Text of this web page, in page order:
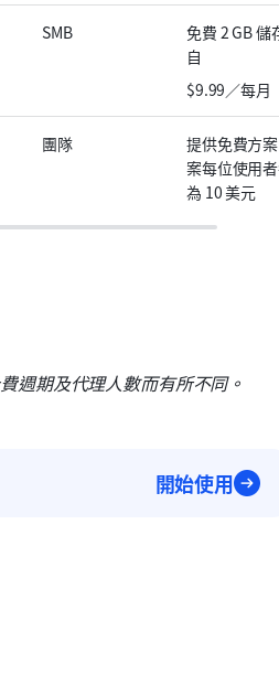
SMB
免費 2 GB 儲
自
$9.99／每月
團隊
提供免費方案
案每位使用者
為 10 美元
週期及代理人數而有所不同。
開始使用